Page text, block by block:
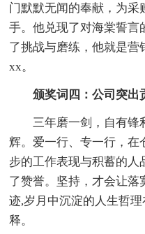
门默默无闻的奉献，为采
手。他兑现了对海棠誓言
了挑战与磨练，他就是
xx。
颁奖词四：公司突出
三年磨一剑，自有锋
辉。爱一行、专一行，在
步的工作表现与积蓄的
了赞誉。坚持，才会让落
迹,岁月中沉淀的人生哲
释。